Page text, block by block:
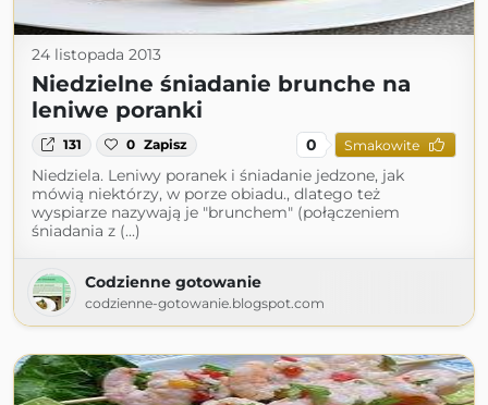
24 listopada 2013
Niedzielne śniadanie brunche na
leniwe poranki
131 0 Zapisz 0 Smakowite
Niedziela. Leniwy poranek i śniadanie jedzone, jak
mówią niektórzy, w porze obiadu., dlatego też
wyspiarze nazywają je "brunchem" (połączeniem
śniadania z (...)
Codzienne gotowanie
codzienne-gotowanie.blogspot.com